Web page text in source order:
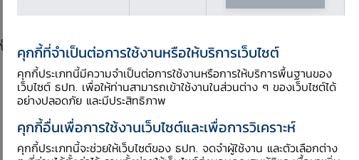
นอัตราดอกเบี้ยนโยบาย
คุกกี้ที่จำเป็นต่อการใช้งานหรือให้บริการเว็บไซต์
คุกกี้ประเภทนี้มีความจำเป็นต่อการใช้งานหรือการให้บริการพื้นฐานของ
เว็บไซต์ ธปท. เพื่อให้ท่านสามารถเข้าใช้งานในส่วนต่าง ๆ ของเว็บไซต์ได้
อย่างปลอดภัย และมีประสิทธิภาพ
คุกกี้อื่นเพื่อการใช้งานเว็บไซต์และเพื่อการวิเคราะห์
คุกกี้ประเภทนี้จะช่วยให้เว็บไซต์ของ ธปท. จดจำผู้ใช้งาน และตัวเลือกต่าง